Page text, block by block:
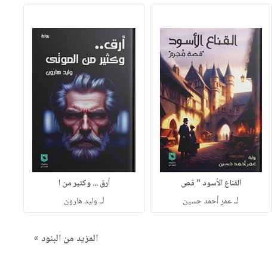
القناع الأسود " قص
لـعمر أحمد حسين
أرق ... وكثير من ا
لـ وليد هارون
المزيد من البنود »